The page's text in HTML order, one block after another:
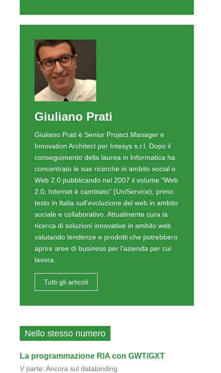
Giuliano Prati
Giuliano Prati è Senior Project Manager e
Innovation Architect per Intesys s.r.l. Dopo il
conseguimento della laurea in Informatica ha
concentrato le sue ricerche in ambito social e
Web 2.0 pubblicando nel 2007 il volume “Web
2.0, Internet è cambiato” (UniService), primo
testo in Italia sull’evoluzione del web in ambito
sociale e collaborativo. Attualmente cura la
ricerca di soluzioni innovative in ambito web
valutando tendenze e prodotti che potrebbero
aprire aree di business per l’azienda per cui
lavora.
Tutti gli articoli
Nello stesso numero
La programmazione RIA con GWT/GXT
V parte: Ancora sul databinding